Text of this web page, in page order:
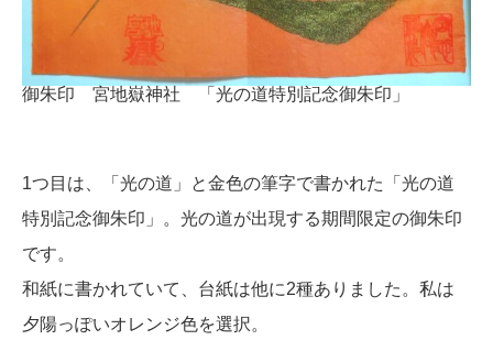
御朱印 宮地嶽神社 「光の道特別記念御朱印」
1つ目は、「光の道」と金色の筆字で書かれた「光の道
特別記念御朱印」。光の道が出現する期間限定の御朱印
です。
和紙に書かれていて、台紙は他に2種ありました。私は
夕陽っぽいオレンジ色を選択。